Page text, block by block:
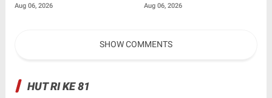
Bagi Pemda untuk
Aug 06, 2026
Tapi Mungkinkah Ada
Aug 06, 2026
SHOW COMMENTS
HUT RI KE 81